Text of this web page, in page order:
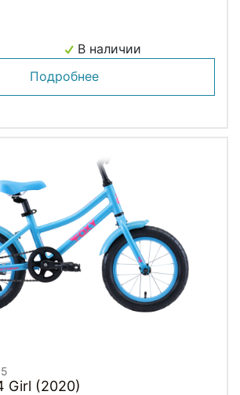
В наличии
Подробнее
Girl (2020)